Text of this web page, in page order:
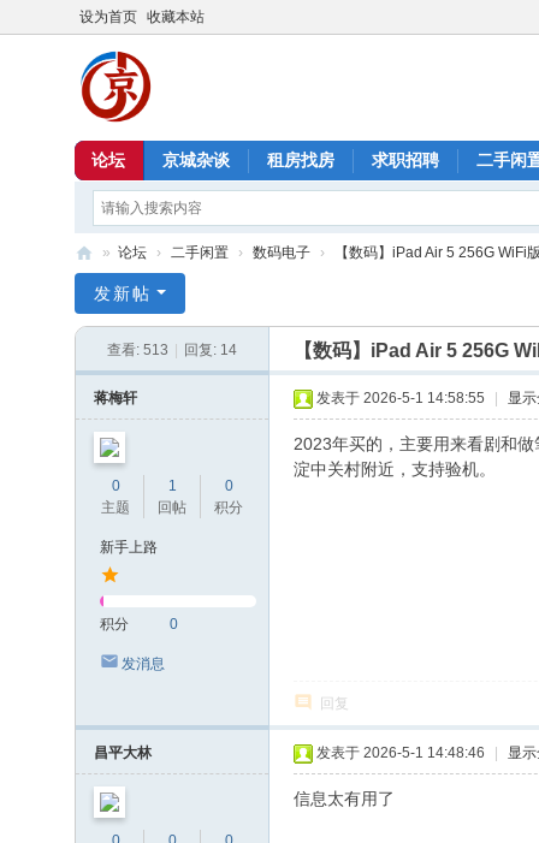
设为首页 收藏本站
论坛 京城杂谈 租房找房 求职招聘 二手闲
京
» 论坛 › 二手闲置 › 数码电子 › 【数码】iPad Air 5 256G WiFi
发新帖
查看: 513 回复: 14 【数码】iPad Air 5 256G
蒋梅轩
0
主题
1
回帖
0
积分
新手上路
积分 0
发消息
发表于 2026-5-1 14:58:55 显
2023年买的，主要用来看剧和
淀中关村附近，支持验机。
回复
昌平大林 发表于 2026-5-1 14:48:46 显
信息太有用了